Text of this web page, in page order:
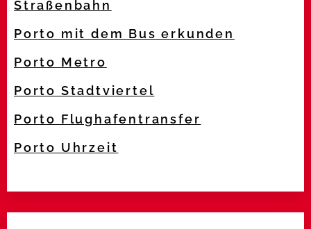
Straßenbahn
Porto mit dem Bus erkunden
Porto Metro
Porto Stadtviertel
Porto Flughafentransfer
Porto Uhrzeit